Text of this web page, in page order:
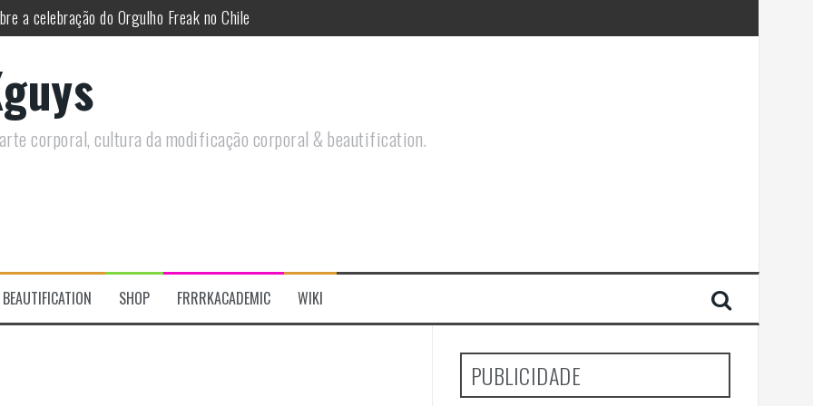
a celebração do Orgulho Freak no Chile
sobre Circo Freak em encontro online
em Agosto e discutirá questões LGBTQIAPN+ e Modificações Corporais
discutirá sobre as tentativas de criminalizar as nossas práticas e cultura
corporais 2.0
corporal, cultura da modificação corporal & beautification.
BEAUTIFICATION SHOP FRRRKACADEMIC WIKI
PUBLICIDADE